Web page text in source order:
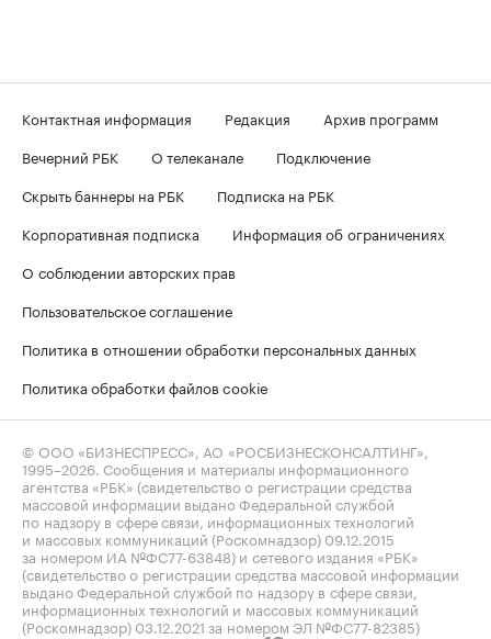
Контактная информация Редакция
Архив программ
Вечерний РБК
О телеканале
Подключение
Скрыть баннеры на РБК
Подписка на РБК
Корпоративная подписка
Информация об ограничениях
О соблюдении авторских прав
Пользовательское соглашение
Политика в отношении обработки персональных данных
Политика обработки файлов cookie
© ООО «БИЗНЕСПРЕСС», АО «РОСБИЗНЕСКОНСАЛТИНГ»,
1995–2026. Сообщения и материалы информационного
агентства «РБК» (свидетельство о регистрации средства
массовой информации выдано Федеральной службой
по надзору в сфере связи, информационных технологий
и массовых коммуникаций (Роскомнадзор) 09.12.2015
за номером ИА №ФС77-63848) и сетевого издания «РБК»
(свидетельство о регистрации средства массовой информации
выдано Федеральной службой по надзору в сфере связи,
информационных технологий и массовых коммуникаций
(Роскомнадзор) 03.12.2021 за номером ЭЛ №ФС77-82385)